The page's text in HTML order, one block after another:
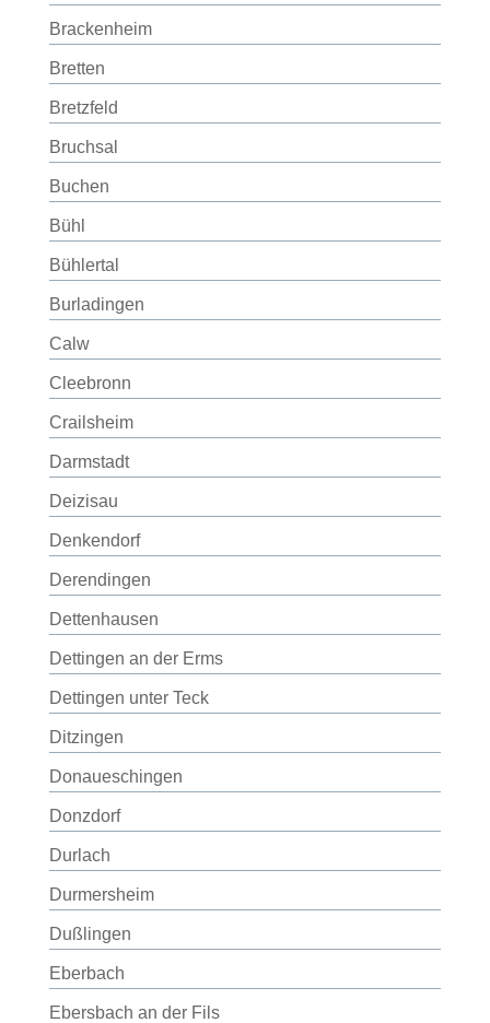
Brackenheim
Bretten
Bretzfeld
Bruchsal
Buchen
Bühl
Bühlertal
Burladingen
Calw
Cleebronn
Crailsheim
Darmstadt
Deizisau
Denkendorf
Derendingen
Dettenhausen
Dettingen an der Erms
Dettingen unter Teck
Ditzingen
Donaueschingen
Donzdorf
Durlach
Durmersheim
Dußlingen
Eberbach
Ebersbach an der Fils